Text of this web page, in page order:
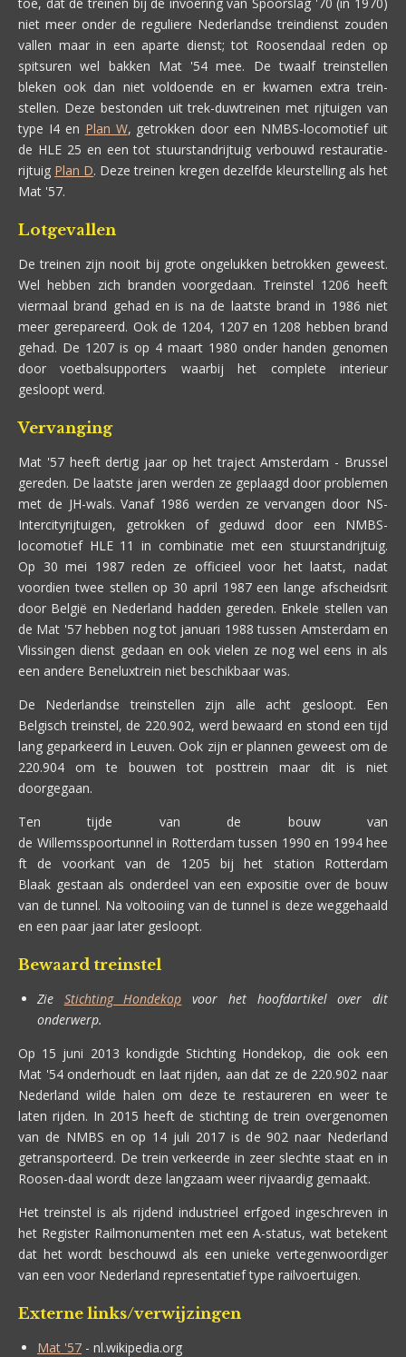
niet meer onder de reguliere Nederlandse treindienst zouden
vallen maar in een aparte dienst; tot Roosendaal reden op
spitsuren wel bakken Mat '54 mee. De twaalf treinstellen
bleken ook dan niet voldoende en er kwamen extra trein-
stellen. Deze bestonden uit trek-duwtreinen met rijtuigen van
type I4 en Plan W, getrokken door een NMBS-locomotief uit
de HLE 25 en een tot stuurstandrijtuig verbouwd restauratie-
rijtuig Plan D. Deze treinen kregen dezelfde kleurstelling als het
Mat '57.
Lotgevallen
De treinen zijn nooit bij grote ongelukken betrokken geweest.
Wel hebben zich branden voorgedaan. Treinstel 1206 heeft
viermaal brand gehad en is na de laatste brand in 1986 niet
meer gerepareerd. Ook de 1204, 1207 en 1208 hebben brand
gehad. De 1207 is op 4 maart 1980 onder handen genomen
door voetbalsupporters waarbij het complete interieur
gesloopt werd.
Vervanging
Mat '57 heeft dertig jaar op het traject Amsterdam - Brussel
gereden. De laatste jaren werden ze geplaagd door problemen
met de JH-wals. Vanaf 1986 werden ze vervangen door NS-
Intercityrijtuigen, getrokken of geduwd door een NMBS-
locomotief HLE 11 in combinatie met een stuurstandrijtuig.
Op 30 mei 1987 reden ze officieel voor het laatst, nadat
voordien twee stellen op 30 april 1987 een lange afscheidsrit
door België en Nederland hadden gereden. Enkele stellen van
de Mat '57 hebben nog tot januari 1988 tussen Amsterdam en
Vlissingen dienst gedaan en ook vielen ze nog wel eens in als
een andere Beneluxtrein niet beschikbaar was.
De Nederlandse treinstellen zijn alle acht gesloopt. Een
Belgisch treinstel, de 220.902, werd bewaard en stond een tijd
lang geparkeerd in Leuven. Ook zijn er plannen geweest om de
220.904 om te bouwen tot posttrein maar dit is niet
doorgegaan.
Ten tijde van de bouw van
de Willemsspoortunnel in Rotterdam tussen 1990 en 1994 hee
ft de voorkant van de 1205 bij het station Rotterdam
Blaak gestaan als onderdeel van een expositie over de bouw
van de tunnel. Na voltooiing van de tunnel is deze weggehaald
en een paar jaar later gesloopt.
Bewaard treinstel
Zie Stichting Hondekop voor het hoofdartikel over dit
onderwerp.
Op 15 juni 2013 kondigde Stichting Hondekop, die ook een
Mat '54 onderhoudt en laat rijden, aan dat ze de 220.902 naar
Nederland wilde halen om deze te restaureren en weer te
laten rijden. In 2015 heeft de stichting de trein overgenomen
van de NMBS en op 14 juli 2017 is de 902 naar Nederland
getransporteerd. De trein verkeerde in zeer slechte staat en in
Roosen-daal wordt deze langzaam weer rijvaardig gemaakt.
Het treinstel is als rijdend industrieel erfgoed ingeschreven in
het Register Railmonumenten met een A-status, wat betekent
dat het wordt beschouwd als een unieke vertegenwoordiger
van een voor Nederland representatief type railvoertuigen.
Externe links/verwijzingen
Mat '57 - nl.wikipedia.org